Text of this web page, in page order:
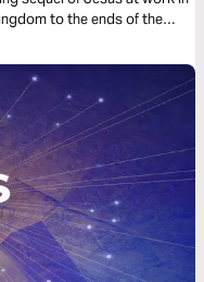
to the ends of the